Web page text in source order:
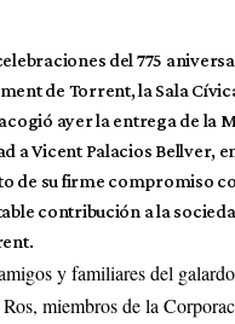
del 775
de Torrent, la Sala
ayer la entrega de la
a Vicent Palacios Bellver,
de su firme compromiso
contribución a la
y familiares del
Ros, miembros de la